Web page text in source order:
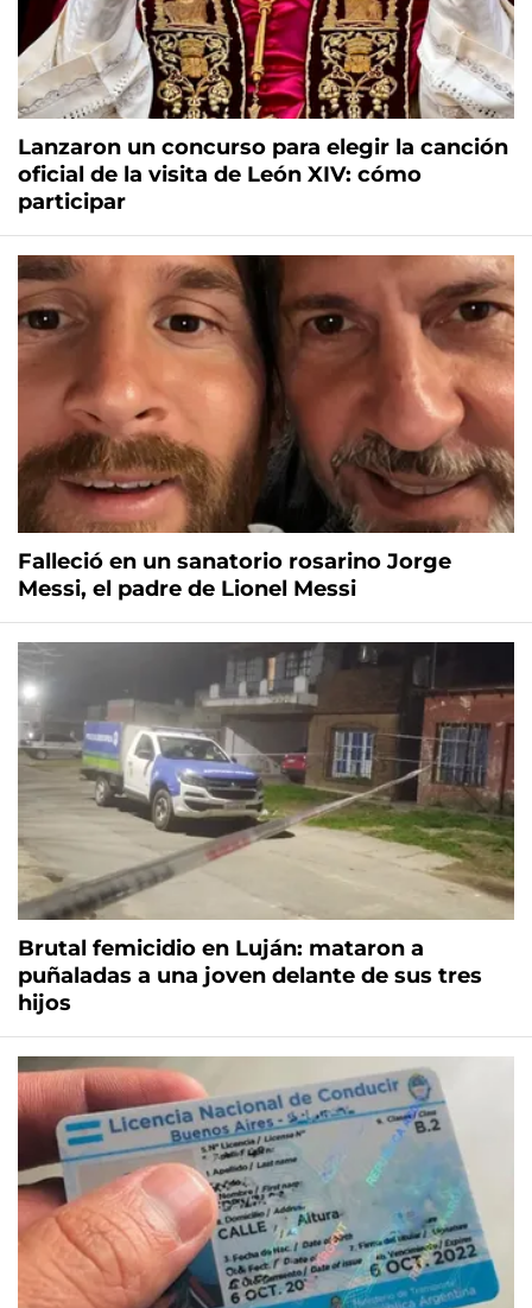
Lanzaron un concurso para elegir la canción
oficial de la visita de León XIV: cómo
participar
Falleció en un sanatorio rosarino Jorge
Messi, el padre de Lionel Messi
Brutal femicidio en Luján: mataron a
puñaladas a una joven delante de sus tres
hijos